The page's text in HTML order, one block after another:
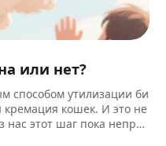
или нет?
способом утилизации би
кремация кошек. И это не
нас этот шаг пока непри